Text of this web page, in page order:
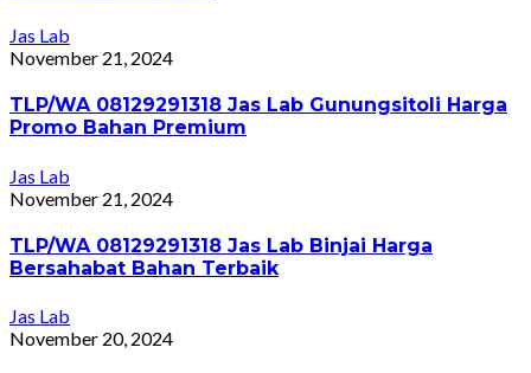
Jas Lab
November 21, 2024
TLP/WA 08129291318 Jas Lab Gunungsitoli Harga
Promo Bahan Premium
Jas Lab
November 21, 2024
TLP/WA 08129291318 Jas Lab Binjai Harga
Bersahabat Bahan Terbaik
Jas Lab
November 20, 2024